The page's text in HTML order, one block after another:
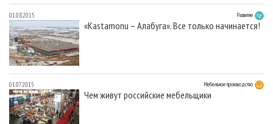
01.08.2015 Развитие
«Kastamonu – Алабуга». Все только начинается!
01.07.2015 Мебельное производство
Чем живут российские мебельщики